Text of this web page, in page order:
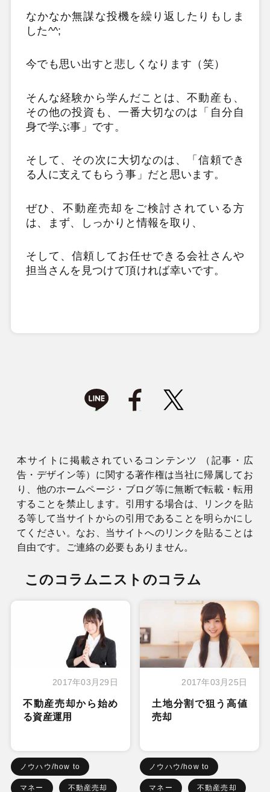
なかなか無謀な投機を繰り返したりもしま
した^^;
今でも思い出すと悲しくなります（笑）
そんな経験から学んだことは、不動産も、
その他の投資も、一番大切なのは「自分自
身で学ぶ事」です。
そして、その次に大切なのは、「信頼でき
る人に支えてもらう事」だと思います。
ぜひ、不動産売却をご検討されている方
は、まず、しっかりと情報を取り、
そして、信頼してお任せできる会社さんや
担当さんを見つけて頂ければ幸いです。
本サイトに掲載されているコンテンツ （記事・広
告・デザイン等）に関する著作権は当社に帰属してお
り、他のホームページ・ブログ等に無断で転載・転用
することを禁止します。引用する場合は、リンクを貼
る等して当サイトからの引用であることを明らかにし
てください。なお、当サイトへのリンクを貼ることは
自由です。ご連絡の必要もありません。
このコラムニストのコラム
2017年03月29日
不動産売却から始め
る資産運用
ノウハウ/how to
マネー 不動産売却
2017年03月25日
土地分割で狙う高値
売却
ノウハウ/how to
マネー 不動産売却